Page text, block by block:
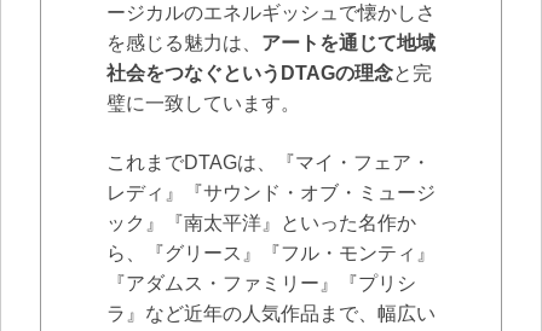
ージカルのエネルギッシュで懐かしさ
を感じる魅力は、 アートを通じて地域
社会をつなぐというDTAGの理念と完
璧に一致しています。
これまでDTAGは、『マイ・フェア・
レディ』『サウンド・オブ・ミュージ
ック』『南太平洋』といった名作か
ら、『グリース』『フル・モンティ』
『アダムス・ファミリー』『プリシ
ラ』など近年の人気作品まで、幅広い